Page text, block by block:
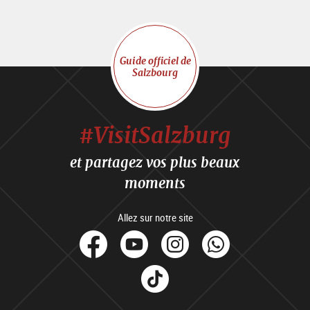
Guide officiel de
Salzbourg
#VisitSalzburg
et partagez vos plus beaux
moments
Allez sur notre site
facebook
YoutubeInstagram
Tik